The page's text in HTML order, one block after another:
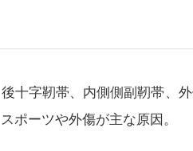
十字靭帯、内側側副靭帯、
ポーツや外傷が主な原因。